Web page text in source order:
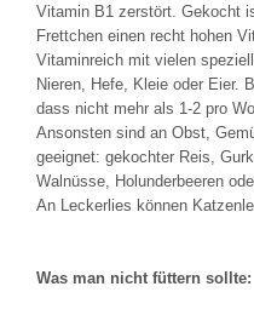
Vitamin B1 zerstört. Gekocht
Frettchen einen recht hohen
Vitaminreich mit vielen
Nieren, Hefe, Kleie oder Eier.
dass nicht mehr als 1-2 pro
Ansonsten sind an Obst,
geeignet: gekochter Reis,
Walnüsse, Holunderbeeren
An Leckerlies können
Was man nicht füttern sollte: